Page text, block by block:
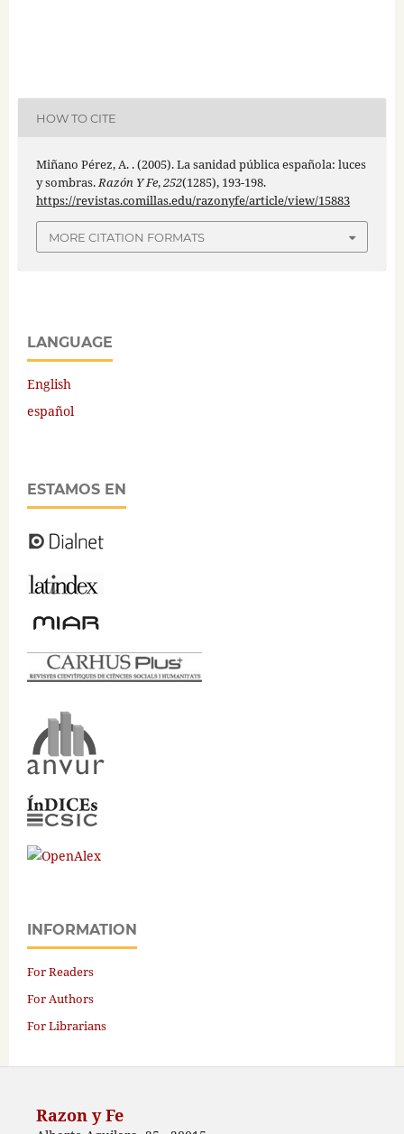
HOW TO CITE
Miñano Pérez, A. . (2005). La sanidad pública española: luces
y sombras.Razón Y Fe,252(1285), 193-198.
https://revistas.comillas.edu/razonyfe/article/view/15883
MORE CITATION FORMATS
LANGUAGE
English
español
ESTAMOS EN
INFORMATION
For Readers
For Authors
For Librarians
Razon y Fe